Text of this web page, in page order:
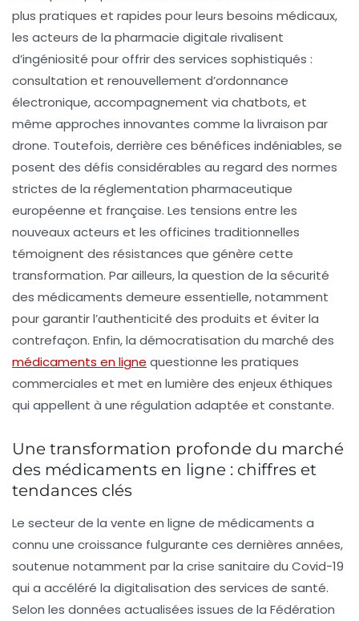
plus pratiques et rapides pour leurs besoins médicaux,
les acteurs de la pharmacie digitale rivalisent
d’ingéniosité pour offrir des services sophistiqués :
consultation et renouvellement d’ordonnance
électronique, accompagnement via chatbots, et
même approches innovantes comme la livraison par
drone. Toutefois, derrière ces bénéfices indéniables, se
posent des défis considérables au regard des normes
strictes de la réglementation pharmaceutique
européenne et française. Les tensions entre les
nouveaux acteurs et les officines traditionnelles
témoignent des résistances que génère cette
transformation. Par ailleurs, la question de la sécurité
des médicaments demeure essentielle, notamment
pour garantir l’authenticité des produits et éviter la
contrefaçon. Enfin, la démocratisation du marché des
médicaments en ligne questionne les pratiques
commerciales et met en lumière des enjeux éthiques
qui appellent à une régulation adaptée et constante.
Une transformation profonde du marché
des médicaments en ligne : chiffres et
tendances clés
Le secteur de la vente en ligne de médicaments a
connu une croissance fulgurante ces dernières années,
soutenue notamment par la crise sanitaire du Covid-19
qui a accéléré la digitalisation des services de santé.
Selon les données actualisées issues de la Fédération